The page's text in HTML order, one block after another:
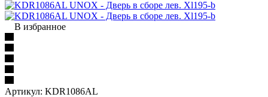
В избранное
Артикул: KDR1086AL